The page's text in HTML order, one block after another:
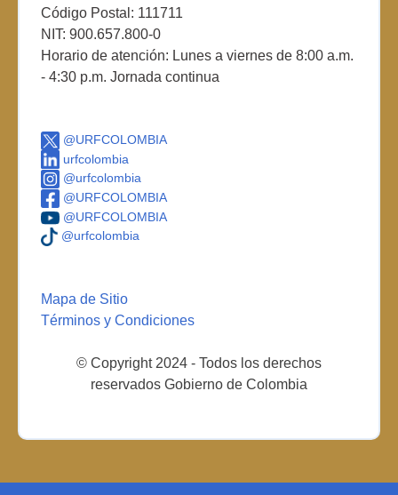
Código Postal: 111711
NIT: 900.657.800-0
Horario de atención: Lunes a viernes de 8:00 a.m.
- 4:30 p.m. Jornada continua
@URFCOLOMBIA
urfcolombia
@urfcolombia
@URFCOLOMBIA
@URFCOLOMBIA
@urfcolombia
Mapa de Sitio
Términos y Condiciones
© Copyright 2024 - Todos los derechos
reservados Gobierno de Colombia